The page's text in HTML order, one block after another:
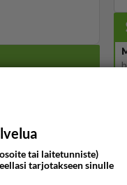
tai laitetunniste)
tarjotakseen sinulle